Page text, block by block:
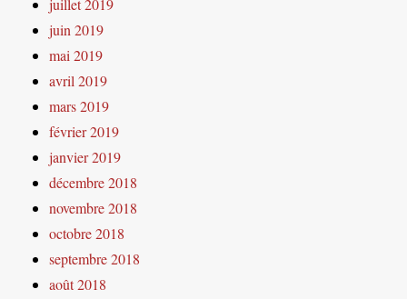
juillet 2019
juin 2019
mai 2019
avril 2019
mars 2019
février 2019
janvier 2019
décembre 2018
novembre 2018
octobre 2018
septembre 2018
août 2018